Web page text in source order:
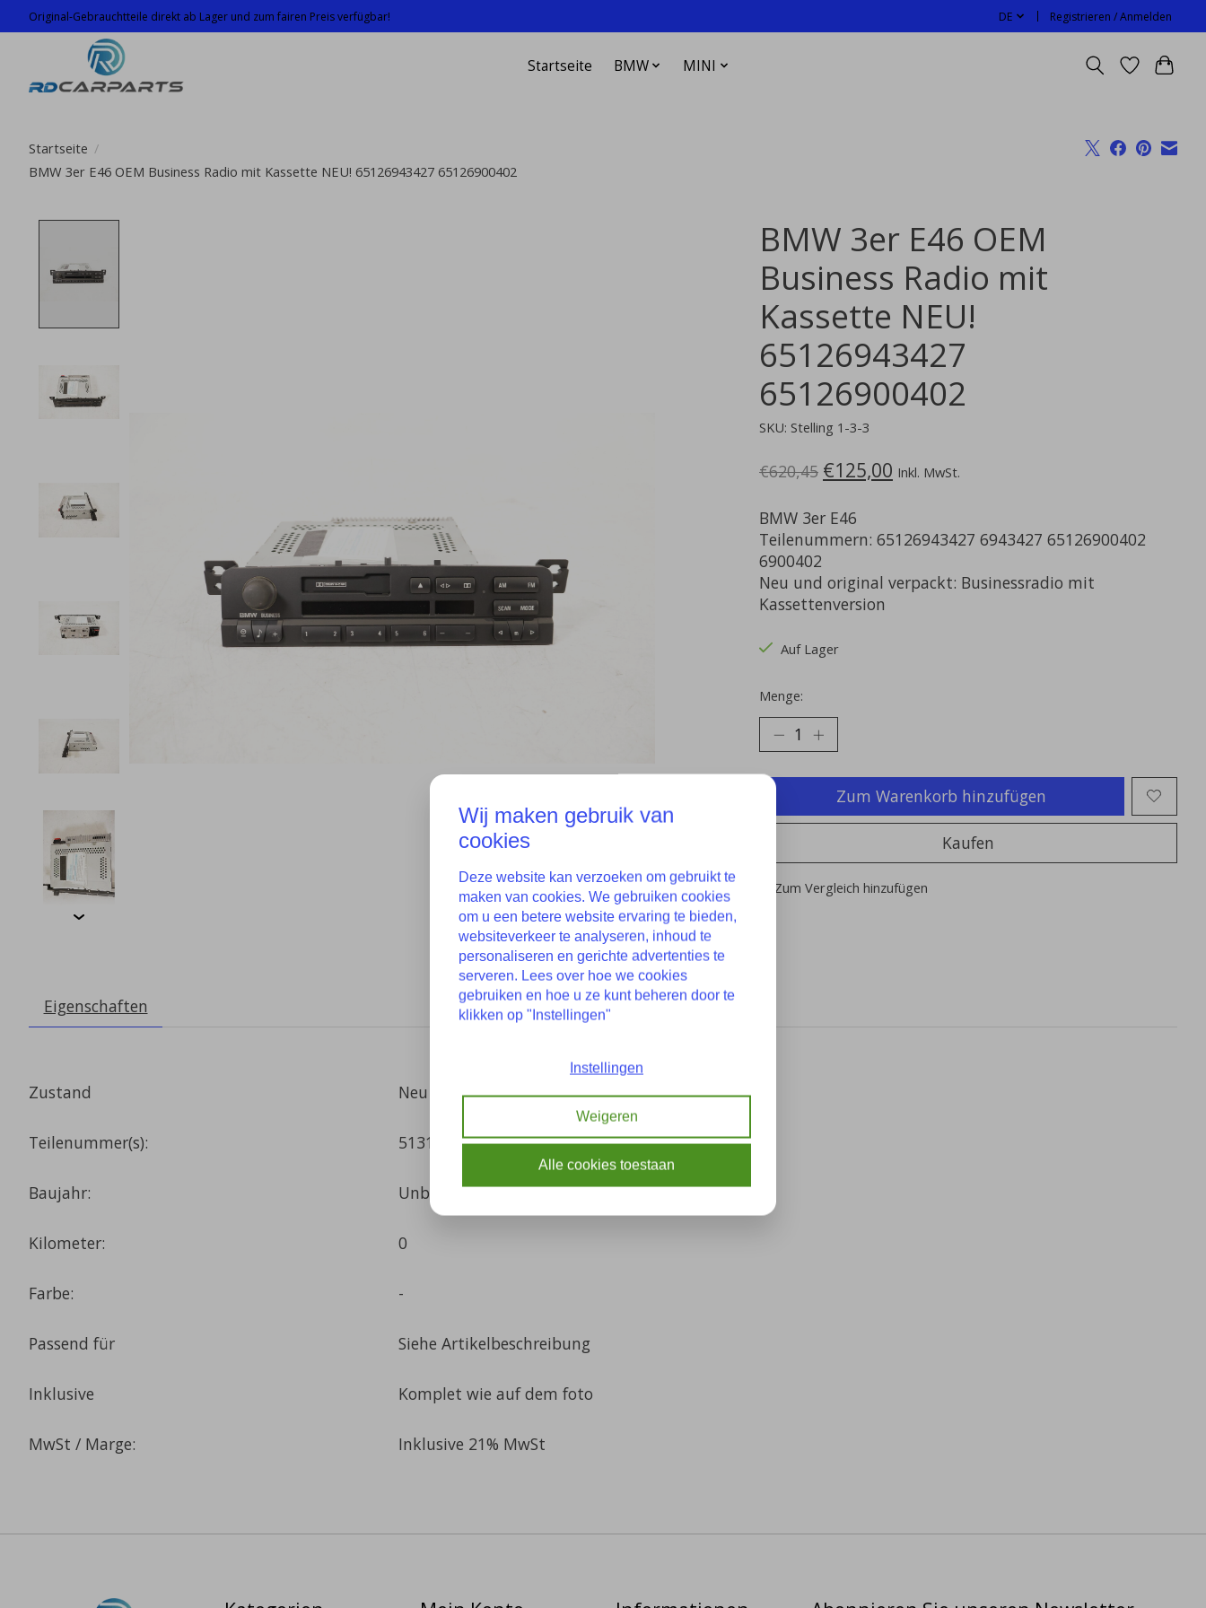
Original-Gebrauchtteile direkt ab Lager und zum fairen Preis verfügbar! DE Registrieren / Anmelden
Startseite BMW MINI
Startseite /
BMW 3er E46 OEM Business Radio mit Kassette NEU! 65126943427 65126900402
BMW 3er E46 OEM
Business Radio mit
Kassette NEU!
65126943427
65126900402
SKU: Stelling 1-3-3
€620,45 €125,00 Inkl. MwSt.
BMW 3er E46
Teilenummern: 65126943427 6943427 65126900402
6900402
Neu und original verpackt: Businessradio mit
Kassettenversion
Auf Lager
Menge:
Zum Warenkorb hinzufügen
Kaufen
Zum Vergleich hinzufügen
Eigenschaften
Zustand Neu
Teilenummer(s): 51317019546 51 31 7 019 546 7019546 8410823
Baujahr: Unbekannt
Kilometer: 0
Farbe: -
Passend für Siehe Artikelbeschreibung
Inklusive Komplet wie auf dem foto
MwSt / Marge: Inklusive 21% MwSt
Wij maken gebruik van
cookies
Deze website kan verzoeken om gebruikt te
maken van cookies. We gebruiken cookies
om u een betere website ervaring te bieden,
websiteverkeer te analyseren, inhoud te
personaliseren en gerichte advertenties te
serveren. Lees over hoe we cookies
gebruiken en hoe u ze kunt beheren door te
klikken op "Instellingen"
Instellingen
Weigeren
Alle cookies toestaan